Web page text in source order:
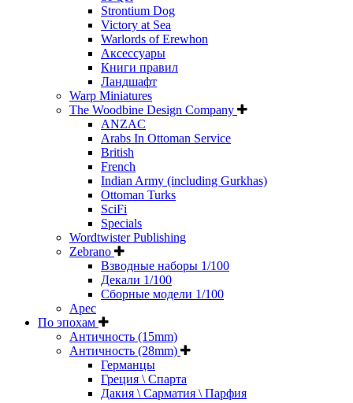
Strontium Dog
Victory at Sea
Warlords of Erewhon
Аксессуары
Книги правил
Ландшафт
Warp Miniatures
The Woodbine Design Company
ANZAC
Arabs In Ottoman Service
British
French
Indian Army (including Gurkhas)
Ottoman Turks
SciFi
Specials
Wordtwister Publishing
Zebrano
Взводные наборы 1/100
Декали 1/100
Сборные модели 1/100
Арес
По эпохам
Античность (15mm)
Античность (28mm)
Германцы
Греция \ Спарта
Дакия \ Сарматия \ Парфия